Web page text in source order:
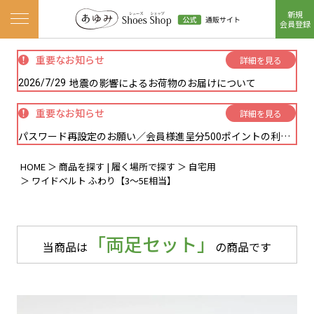
ナビゲーションメニューを開く
新規
会員登録
重要なお知らせ
2026/7/29 地震の影響によるお荷物のお届けについて
詳細を見る
重要なお知らせ
パスワード再設定のお願い／会員様進呈分500ポイントの利用方法に関しまして
詳細を見る
HOME 商品を探す | 履く場所で探す
自宅用
ワイドベルト ふわり【3～5E相当】
当商品は 「両足セット」 の商品です